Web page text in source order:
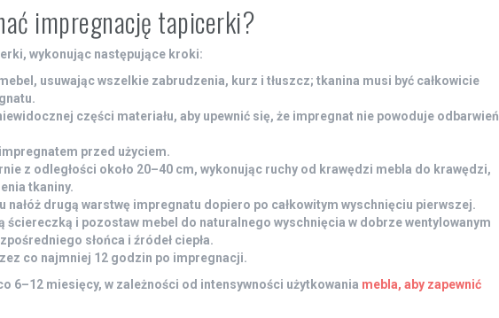
impregnację tapicerki?
wykonując następujące kroki:
usuwając wszelkie zabrudzenia, kurz i tłuszcz; tkanina musi być całkowicie
części materiału, aby upewnić się, że impregnat nie powoduje odbarwień
przed użyciem.
z odległości około 20–40 cm, wykonując ruchy od krawędzi mebla do krawędzi,
tkaniny.
nałóż drugą warstwę impregnatu dopiero po całkowitym wyschnięciu pierwszej.
ściereczką i pozostaw mebel do naturalnego wyschnięcia w dobrze wentylowanym
słońca i źródeł ciepła.
co najmniej 12 godzin po impregnacji.
6–12 miesięcy, w zależności od intensywności użytkowania mebla, aby zapewnić